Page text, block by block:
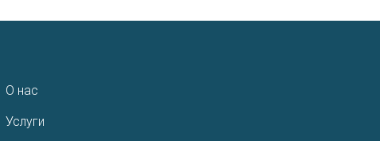
О нас
Услуги